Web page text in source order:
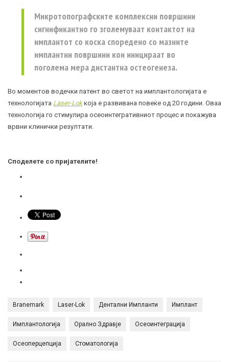
Микротопографските комплексни површини
сигнификантно го зголемуваат контактот на
имплантот со коска споредено со мазните
имплантни површини кои иницираат во
поголема мера дистантна остеогенеза.
Во моментов водечки патент во светот на имплантологијата е
технологијата Laser-Lokкоја е развивана повеќе од 20 години. Оваа
технологија го стимулира осеоинтегративниот процес и покажува
врвни клинички резултати.
Споделете со пријателите!
Branemark Laser-Lok Дентални Импланти Имплант
Имплантологија Орално Здравје Осеоинтеграција
Осеоперцепција Стоматологија